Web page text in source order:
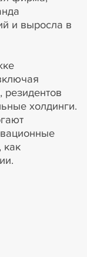
и выросла в
резидентов
холдинги.
как